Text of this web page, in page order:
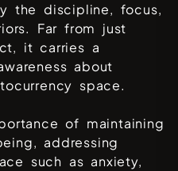
the discipline, focus,
Far from just
it carries a
about
space.
of maintaining
addressing
such as anxiety,